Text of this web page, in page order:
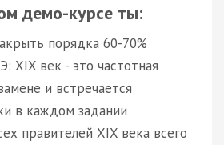
демо-курсе ты:
порядка 60-70%
XIX век - это частотная
и встречается
в каждом задании
правителей XIX века всего